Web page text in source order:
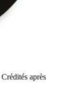
Crédités après